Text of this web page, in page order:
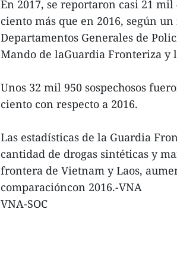
En 2017, se reportaron casi 21
ciento más que en 2016, según
Departamentos Generales de
Mando de laGuardia Fronteriza y
Unos 32 mil 950 sospechosos
ciento con respecto a 2016.
Las estadísticas de la Guardia
cantidad de drogas sintéticas y
frontera de Vietnam y Laos,
comparacióncon 2016.-VNA
VNA-SOC